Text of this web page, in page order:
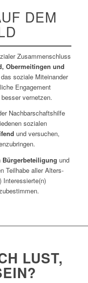
DEM
Zusammenschluss
Obermeitingen und
soziale Miteinander
Engagement
vernetzen.
Nachbarschaftshilfe
sozialen
und versuchen,
Bürgerbeteiligung und
Teilhabe aller Alters-
Interessierte(n)
LUST,